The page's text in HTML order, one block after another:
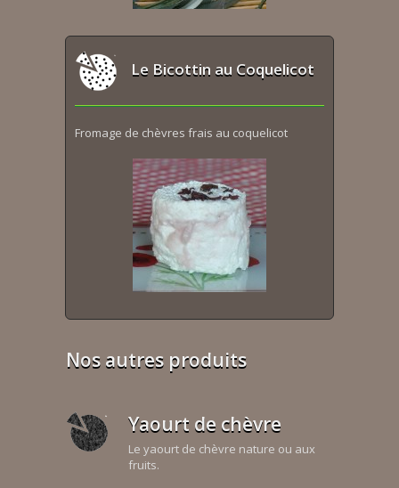
Le Bicottin au Coquelicot
Fromage de chèvres frais au coquelicot
Nos autres produits
Yaourt de chèvre
Le yaourt de chèvre nature ou aux
fruits.